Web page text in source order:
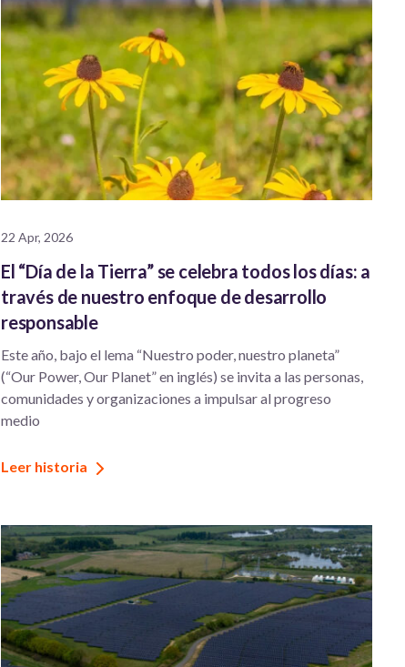
22 Apr, 2026
El “Día de la Tierra” se celebra todos los días: a
través de nuestro enfoque de desarrollo
responsable
Este año, bajo el lema “Nuestro poder, nuestro planeta”
(“Our Power, Our Planet” en inglés) se invita a las personas,
comunidades y organizaciones a impulsar al progreso
medio
Leer historia